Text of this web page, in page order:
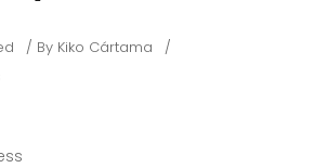
By Kiko Cártama